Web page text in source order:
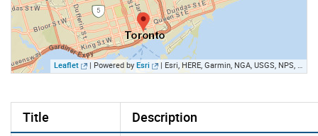
Leaflet | Powered by Esri | Esri, HERE, Garmin, NGA, USGS, NPS, NRCan
Title
Description